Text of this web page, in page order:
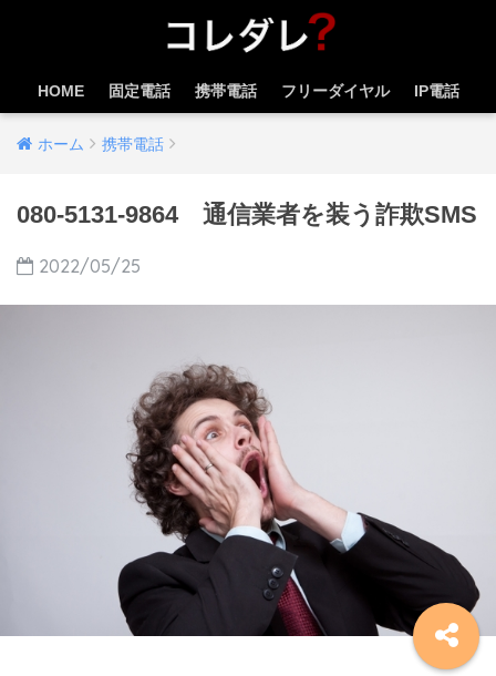
HOME 固定電話 携帯電話 フリーダイヤル IP電話
ホーム 携帯電話
080-5131-9864 通信業者を装う詐欺SMS
2022/05/25